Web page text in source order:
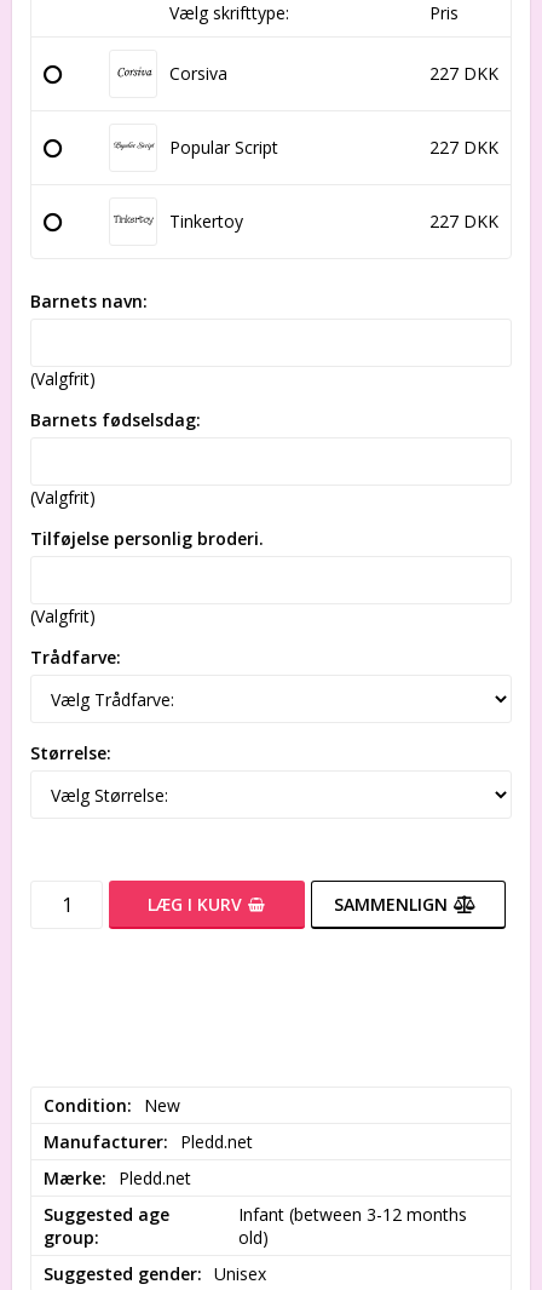
Vælg skrifttype: Pris
Corsiva 227 DKK
Popular Script 227 DKK
Tinkertoy 227 DKK
Barnets navn:
(Valgfrit)
Barnets fødselsdag:
(Valgfrit)
Tilføjelse personlig broderi.
(Valgfrit)
Trådfarve:
Størrelse:
LÆG I KURV SAMMENLIGN
Condition
New
Manufacturer
Pledd.net
Mærke
Pledd.net
Suggested age
group
Infant (between 3-12 months
old)
Suggested gender
Unisex